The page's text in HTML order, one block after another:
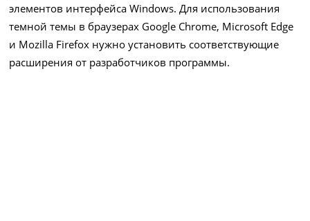
элементов интерфейса Windows. Для использования
темной темы в браузерах Google Chrome, Microsoft Edge
и Mozilla Firefox нужно установить соответствующие
расширения от разработчиков программы.